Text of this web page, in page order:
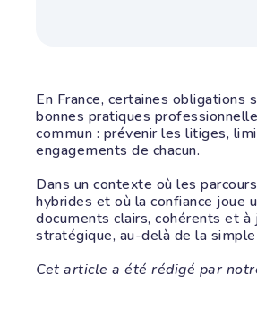
En France, certaines obligations
bonnes pratiques
commun : prévenir les litiges,
engagements de chacun.
Dans un contexte où les
hybrides et où la confiance joue
documents clairs, cohérents et
stratégique, au-delà de la
Cet article a été rédigé par